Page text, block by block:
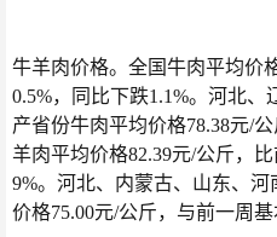
牛羊肉价格。全国牛肉平均价
0.5%，同比下跌1.1%。河北
产省份牛肉平均价格78.38元/
羊肉平均价格82.39元/公斤，
9%。河北、内蒙古、山东、
价格75.00元/公斤，与前一周基